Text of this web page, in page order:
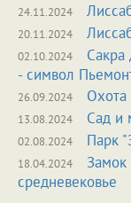
24.11.2024
20.11.2024
02.10.2024
- символ
26.09.2024
13.08.2024 Сад и
02.08.2024 Парк
18.04.2024
Замок
средневековье